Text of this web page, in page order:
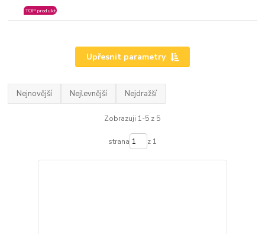
TOP produkt
Upřesnit parametry
Nejnovější Nejlevnější Nejdražší
Zobrazuji 1-5 z 5
strana z 1